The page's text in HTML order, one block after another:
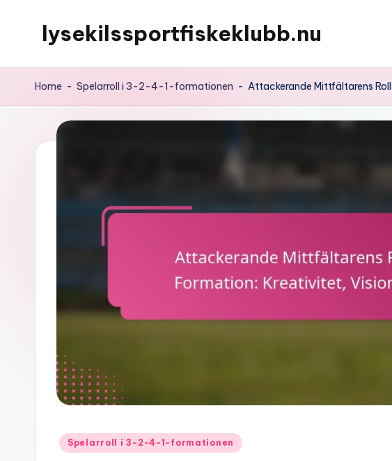
lysekilssportfiskeklubb.nu
Home - Spelarroll i 3-2-4-1-formationen - Attackerande Mittfältarens
Posted
Spelarroll i 3-2-4-1-formationen